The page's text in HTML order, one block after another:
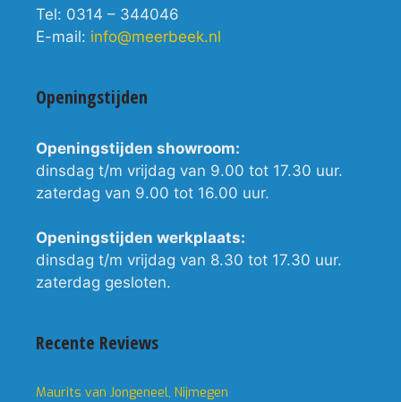
Tel: 0314 – 344046
E-mail: info@meerbeek.nl
Openingstijden
Openingstijden showroom:
dinsdag t/m vrijdag van 9.00 tot 17.30 uur.
zaterdag van 9.00 tot 16.00 uur.
Openingstijden werkplaats:
dinsdag t/m vrijdag van 8.30 tot 17.30 uur.
zaterdag gesloten.
Recente Reviews
Maurits van Jongeneel, Nijmegen